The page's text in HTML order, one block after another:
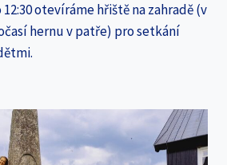
otevíráme hřiště na zahradě (v
hernu v patře) pro setkání